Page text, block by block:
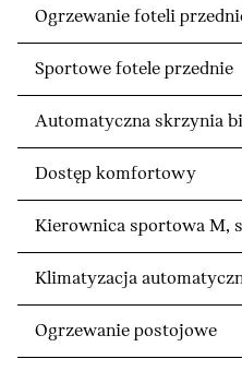
Ogrzewanie foteli
Sportowe fotele przednie
Automatyczna skrzynia
Dostęp komfortowy
Kierownica sportowa M,
Klimatyzacja
Ogrzewanie postojowe